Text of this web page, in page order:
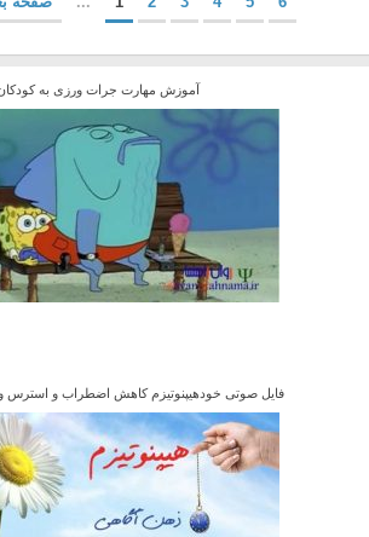
فایل صوتی خودهیپنوتیزم کاهش اضطراب و استرس
آموزش مهارت جرات ورزی به